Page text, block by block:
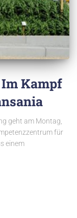
Kampf
geht am Montag,
für
einem